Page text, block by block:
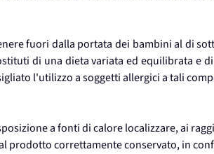
fuori dalla portata dei bambini al di
di una dieta variata ed equilibrata e
l'utilizzo a soggetti allergici a tali
a fonti di calore localizzare, ai
prodotto correttamente conservato, in